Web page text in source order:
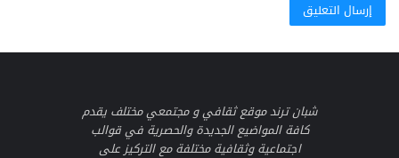
شبان ترند موقع ثقافي و مجتمعي مختلف يقدم
كافة المواضيع الجديدة والحصرية في قوالب
اجتماعية وثقافية مختلفة مع التركيز على